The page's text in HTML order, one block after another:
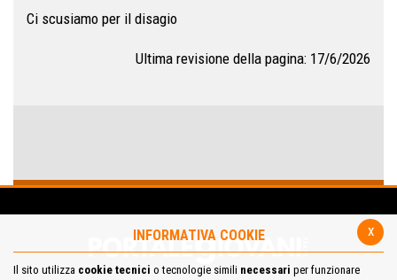
Ci scusiamo per il disagio
Ultima revisione della pagina: 17/6/2026
x
INFORMATIVA COOKIE
Il sito utilizza cookie tecnici o tecnologie simili necessari per funzionare